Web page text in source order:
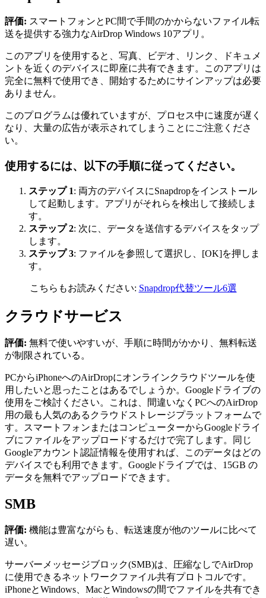
評価: スマートフォンとPC間で手間のかからないファイル転
送を提供する強力なAirDrop Windows 10アプリ。
このアプリを使用すると、写真、ビデオ、リンク、ドキュメ
ントを近くのデバイスに即座に共有できます。このアプリは
完全に無料で使用でき、開始するためにサインアップは必要
ありません。
このプログラムは優れていますが、プロセス中に速度が遅く
なり、大量の広告が表示されてしまうことにご注意くださ
い。
使用するには、以下の手順に従ってください。
ステップ 1: 両方のデバイスにSnapdropをインストール
して起動します。アプリがそれらを検出して接続しま
す。
ステップ 2: 次に、データを送信するデバイスをタップ
します。
ステップ 3: ファイルを参照して選択し、[OK]を押しま
す。
こちらもお読みください: Snapdrop代替ツール6選
クラウドサービス
評価: 無料で使いやすいが、手順に時間がかかり、無料転送
が制限されている。
PCからiPhoneへのAirDropにオンラインクラウドツールを使
用したいと思ったことはあるでしょうか。Googleドライブの
使用をご検討ください。これは、間違いなくPCへのAirDrop
用の最も人気のあるクラウドストレージプラットフォームで
す。スマートフォンまたはコンピューターからGoogleドライ
ブにファイルをアップロードするだけで完了します。同じ
Googleアカウント認証情報を使用すれば、このデータはどの
デバイスでも利用できます。Googleドライブでは、15GB の
データを無料でアップロードできます。
SMB
評価: 機能は豊富ながらも、転送速度が他のツールに比べて
遅い。
サーバーメッセージブロック(SMB)は、圧縮なしでAirDrop
に使用できるネットワークファイル共有プロトコルです。
iPhoneとWindows、MacとWindowsの間でファイルを共有でき